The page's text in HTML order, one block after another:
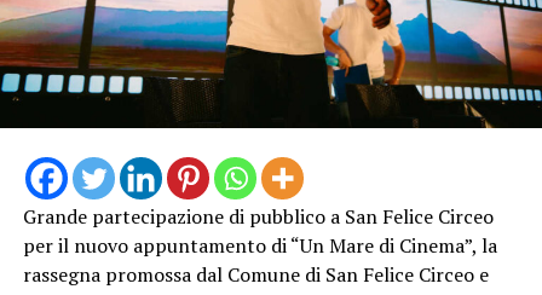
Grande partecipazione di pubblico a San Felice Circeo
per il nuovo appuntamento di “Un Mare di Cinema”, la
rassegna promossa dal Comune di San Felice Circeo e